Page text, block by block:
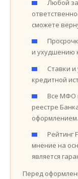
Любой
сможете
и ухудшению
Ставки
кредитной
Все МФО
реестре
оформлением.
Рейтинг
мнение на
является
Перед